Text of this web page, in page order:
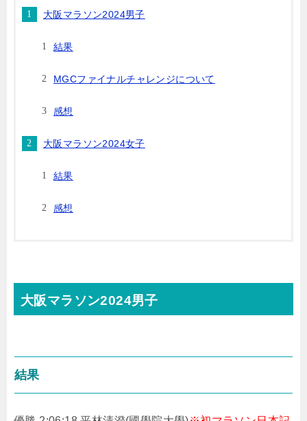
大阪マラソン2024男子
結果
MGCファイナルチャレンジについて
感想
大阪マラソン2024女子
結果
感想
大阪マラソン2024男子
結果